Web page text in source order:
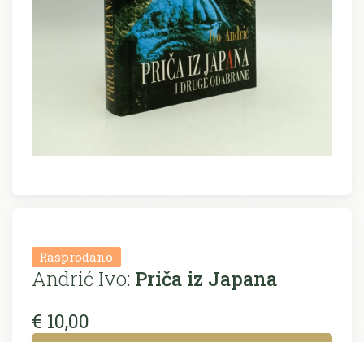
Rasprodano
Andrić Ivo: Priča iz Japana
€ 10,00